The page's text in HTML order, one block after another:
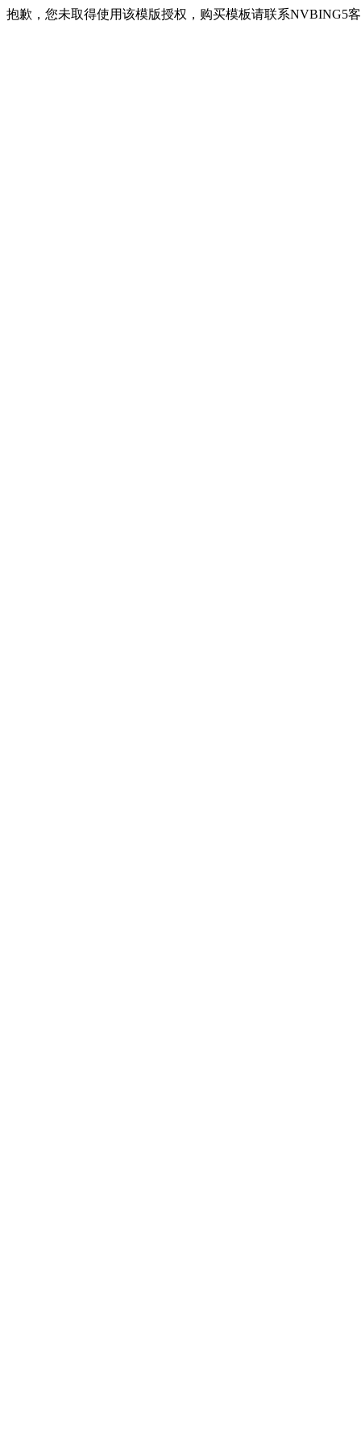
抱歉，您未取得使用该模版授权，购买模板请联系NVBING5客